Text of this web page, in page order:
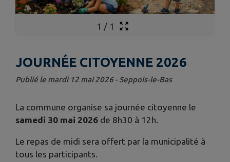
1 / 1
JOURNÉE CITOYENNE 2026
Publié le mardi 12 mai 2026 - Seppois-le-Bas
La commune organise sa journée citoyenne le
samedi 30 mai 2026 de 8h30 à 12h.
Le repas de midi sera offert par la municipalité à
tous les participants.